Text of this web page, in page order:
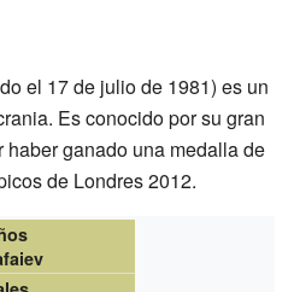
el 17 de julio de 1981) es un
Es conocido por su gran
ganado una medalla de
de Londres 2012.